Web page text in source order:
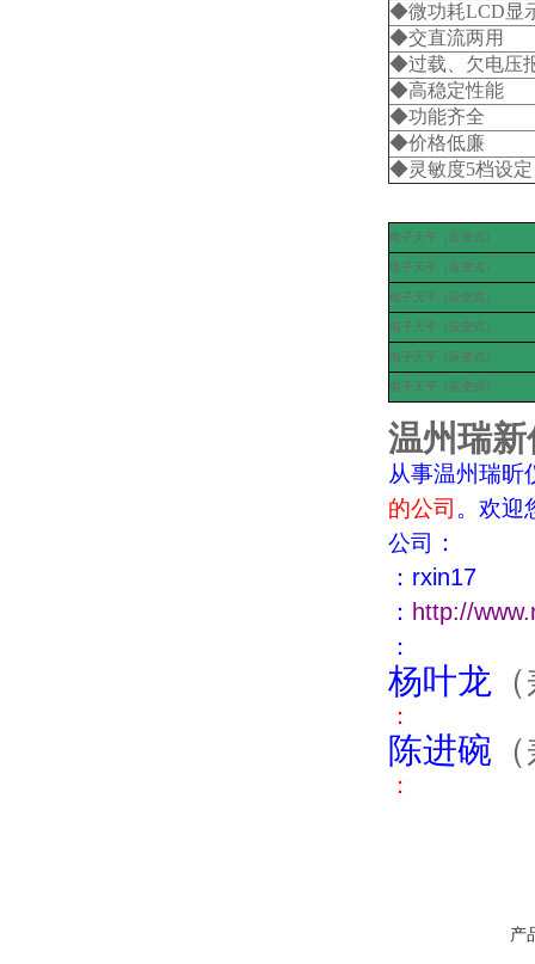
◆微功耗LCD显
◆交直流两用
◆过载、欠电压
◆高稳定性能
◆功能齐全
◆价格低廉
◆灵敏度5档设定
电子天平（应变式）
电子天平（应变式）
电子天平（应变式）
电子天平（应变式）
电子天平（应变式）
电子天平（应变式）
温州瑞
从事温州瑞昕
的公司 。欢迎
公司 ：
： rxin17
： http://
：
杨叶龙
：
陈进碗
：
产